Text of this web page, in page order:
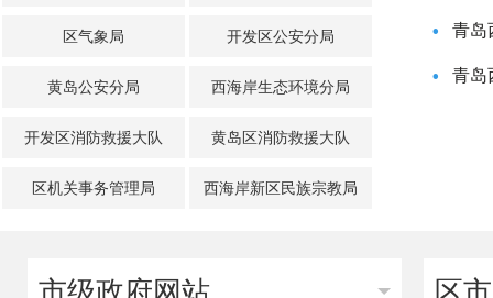
区气象局 开发区公安分局
黄岛公安分局 西海岸生态环境分局
开发区消防救援大队 黄岛区消防救援大队
区机关事务管理局 西海岸新区民族宗教局
• 青岛西海
• 青岛西
市级政府网站 区